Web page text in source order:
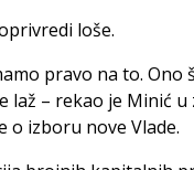
loše.
pravo na to. Ono
laž – rekao je Minić u
o izboru nove Vlade.